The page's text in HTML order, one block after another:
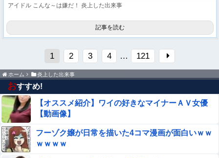
アイドル こんな～は嫌だ！ 炎上した出来事
記事を読む
1 2 3 4 … 121
ホーム 炎上した出来事
おすすめ!
【オススメ紹介】ワイの好きなマイナーＡＶ女優
【動画像】
フーゾク嬢が日常を描いた4コマ漫画が面白いｗｗ
ｗｗｗｗ